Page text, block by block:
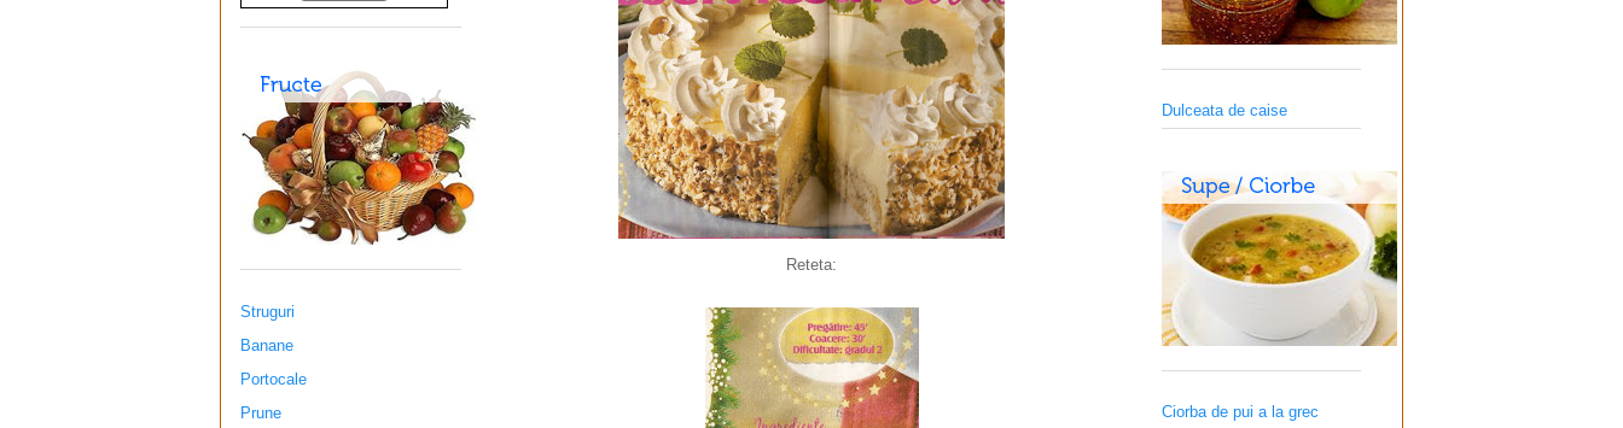
Reteta:
Struguri
Banane
Portocale
Prune
Dulceata de caise
Ciorba de pui a la grec